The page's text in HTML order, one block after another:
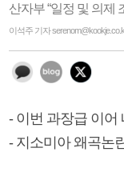
산자부 “일정 및 의제
이석주 기자
- 이번 과장급 이어
- 지소미아 왜곡논